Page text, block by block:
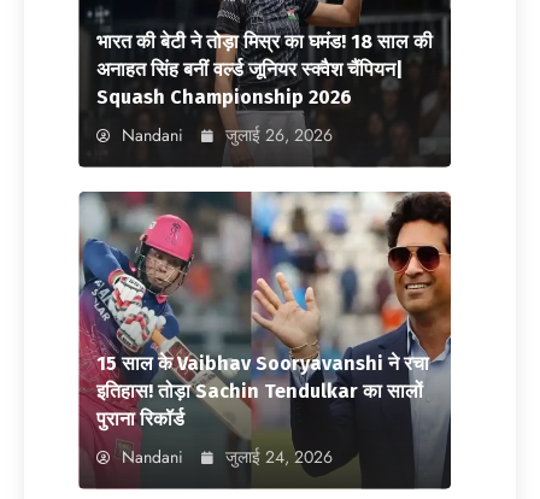
भारत की बेटी ने तोड़ा मिस्र का घमंड! 18 साल की
अनाहत सिंह बनीं वर्ल्ड जूनियर स्क्वैश चैंपियन|
Squash Championship 2026
Nandani जुलाई 26, 2026
15 साल के Vaibhav Sooryavanshi ने रचा
इतिहास! तोड़ा Sachin Tendulkar का सालों
पुराना रिकॉर्ड
Nandani जुलाई 24, 2026